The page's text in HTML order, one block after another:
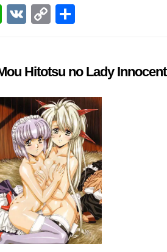
WhatsApp
VK Copy
Hitotsu no Lady Innocent